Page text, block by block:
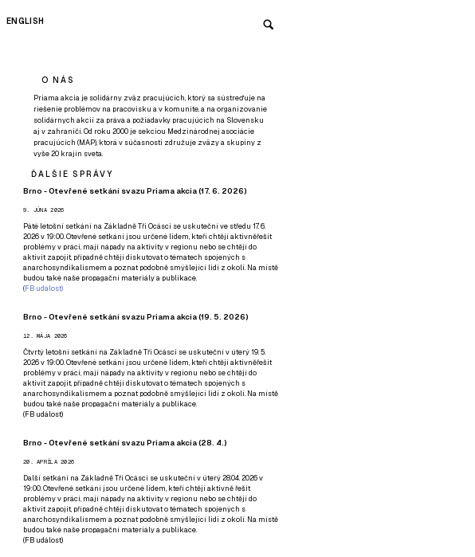
ENGLISH
O NÁS
Priama akcia je solidárny zväz pracujúcich, ktorý sa sústreďuje na
riešenie problémov na pracovisku a v komunite, a na organizovanie
solidárnych akcií za práva a požiadavky pracujúcich na Slovensku
aj v zahraničí. Od roku 2000 je sekciou Medzinárodnej asociácie
pracujúcich (MAP), ktorá v súčasnosti združuje zväzy a skupiny z
vyše 20 krajín sveta.
ĎALŠIE SPRÁVY
Brno - Otevřené setkání svazu Priama akcia (17. 6. 2026)
9. JÚNA 2026
Páté letošní setkání na Základně Tři Ocásci se uskuteční ve středu 17. 6.
2026 v 19:00. Otevřené setkání jsou určené lidem, kteří chtějí aktivněřešit
problémy v práci, mají nápady na aktivity v regionu nebo se chtějí do
aktivit zapojit, případně chtějí diskutovat o tématech spojených s
anarchosyndikalismem a poznat podobně smýšlející lidi z okolí. Na místě
budou také naše propagační materiály a publikace.
(FB událost)
Brno - Otevřené setkání svazu Priama akcia (19. 5. 2026)
12. MÁJA 2026
Čtvrtý letošní setkání na Základně Tři Ocásci se uskuteční v úterý 19. 5.
2026 v 19:00. Otevřené setkání jsou určené lidem, kteří chtějí aktivněřešit
problémy v práci, mají nápady na aktivity v regionu nebo se chtějí do
aktivit zapojit, případně chtějí diskutovat o tématech spojených s
anarchosyndikalismem a poznat podobně smýšlející lidi z okolí. Na místě
budou také naše propagační materiály a publikace.
(FB událost)
Brno - Otevřené setkání svazu Priama akcia (28. 4.)
20. APRÍLA 2026
Další setkání na Základně Tři Ocásci se uskuteční v úterý 28.04. 2026 v
19:00. Otevřené setkání jsou určené lidem, kteří chtějí aktivně řešit
problémy v práci, mají nápady na aktivity v regionu nebo se chtějí do
aktivit zapojit, případně chtějí diskutovat o tématech spojených s
anarchosyndikalismem a poznat podobně smýšlející lidi z okolí. Na místě
budou také naše propagační materiály a publikace.
(FB událost)